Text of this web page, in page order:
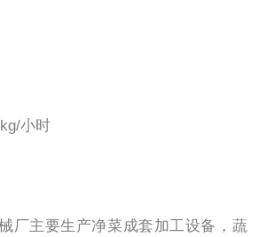
小时
厂主要生产净菜成套加工设备，蔬